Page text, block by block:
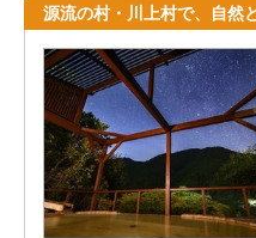
源流の村・川上村で、自然